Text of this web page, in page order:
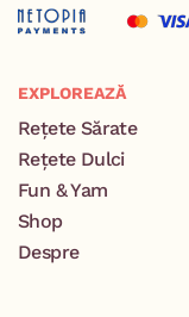
EXPLOREAZĂ
Rețete Sărate
Rețete Dulci
Fun & Yam
Shop
Despre